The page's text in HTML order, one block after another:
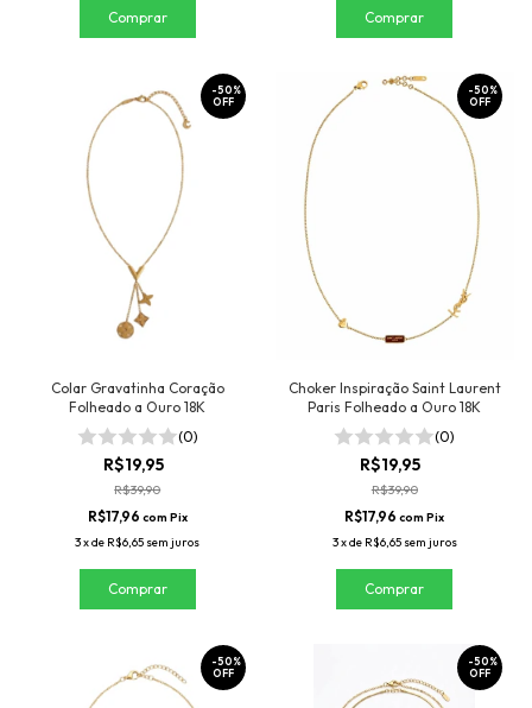
Colar Gravatinha Coração
Folheado a Ouro 18K
(0)
R$19,95
-50%
OFF
R$39,90
R$17,96 com Pix
3xde R$6,65 sem juros
Choker Inspiração Saint Laurent
Paris Folheado a Ouro 18K
(0)
R$19,95
-50%
OFF
R$39,90
R$17,96com Pix
3xde R$6,65 sem juros
-50%
OFF
-50%
OFF